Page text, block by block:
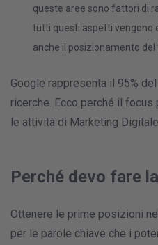
queste aree sono fattori di
tutti questi aspetti vengono
anche il posizionamento del
Google rappresenta il 95%
ricerche. Ecco perché il focus
le attività di Marketing
Perché devo fare
Ottenere le prime posizioni
per le parole chiave che i